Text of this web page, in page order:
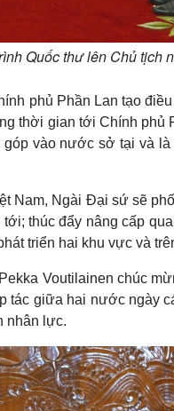
Quốc thư lên Chủ tịch
phủ Phần Lan tạo
thời gian tới Chính phủ
vào nước sở tại và
Nam, Ngài Đại sứ sẽ
thúc đẩy nâng cấp
triển hai khu vực và
Voutilainen chúc
giữa hai nước ngày
nhân lực.